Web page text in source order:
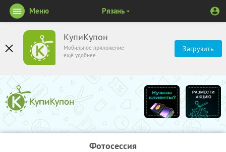
КупиКупон
Мобильное приложение
ещё удобнее
Загрузить
Меню Рязань
Фотосессия